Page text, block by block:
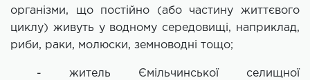
організми, що постійно (або частину життєвого
циклу) живуть у водному середовищі, наприклад,
риби, раки, молюски, земноводні тощо;
- житель Ємільчинської селищної